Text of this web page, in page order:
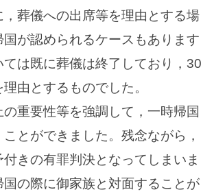
，葬儀への出席等を理由とする場
が認められるケースもあります
ては既に葬儀は終了しており，30
由とするものでした。
重要性等を強調して，一時帰国
とができました。残念ながら，
きの有罪判決となってしまいま
国の際に御家族と対面することが